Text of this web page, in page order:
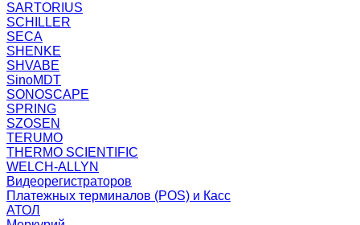
SARTORIUS
SCHILLER
SECA
SHENKE
SHVABE
SinoMDT
SONOSCAPE
SPRING
SZOSEN
TERUMO
THERMO SCIENTIFIC
WELCH-ALLYN
Видеорегистраторов
Платежных терминалов (POS) и Касс
АТОЛ